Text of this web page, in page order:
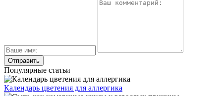
Популярные статьи
Календарь цветения для аллергика